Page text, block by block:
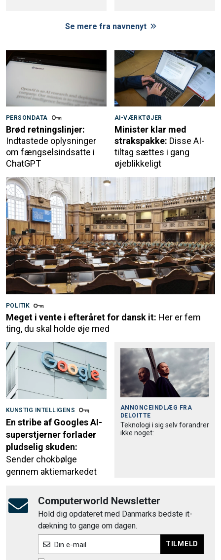
Se mere fra navnenyt
PERSONDATA
Brød retningslinjer:
Indtastede oplysninger
om fængselsindsatte i
ChatGPT
AI-VÆRKTØJER
Minister klar med
strakspakke: Disse AI-
tiltag sættes i gang
øjeblikkeligt
POLITIK
Meget i vente i efteråret for dansk it: Her er fem
ting, du skal holde øje med
KUNSTIG INTELLIGENS
En stribe af Googles AI-
superstjerner forlader
pludselig skuden:
Sender chokbølge
gennem aktiemarkedet
ANNONCEINDLÆG FRA
DELOITTE
Teknologi i sig selv forandrer
ikke noget:
Computerworld Newsletter
Hold dig opdateret med Danmarks bedste it-
dækning to gange om dagen.
Din e-mail TILMELD